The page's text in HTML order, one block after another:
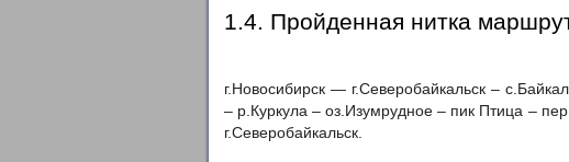
1.4. Пройденная нитка
г.Новосибирск — г.Северобайкальск –
– р.Куркула – оз.Изумрудное – пик Птица –
г.Северобайкальск.